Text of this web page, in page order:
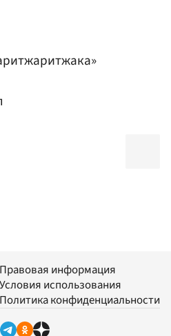
Правовая информация
Условия использования
Политика конфиденциальности